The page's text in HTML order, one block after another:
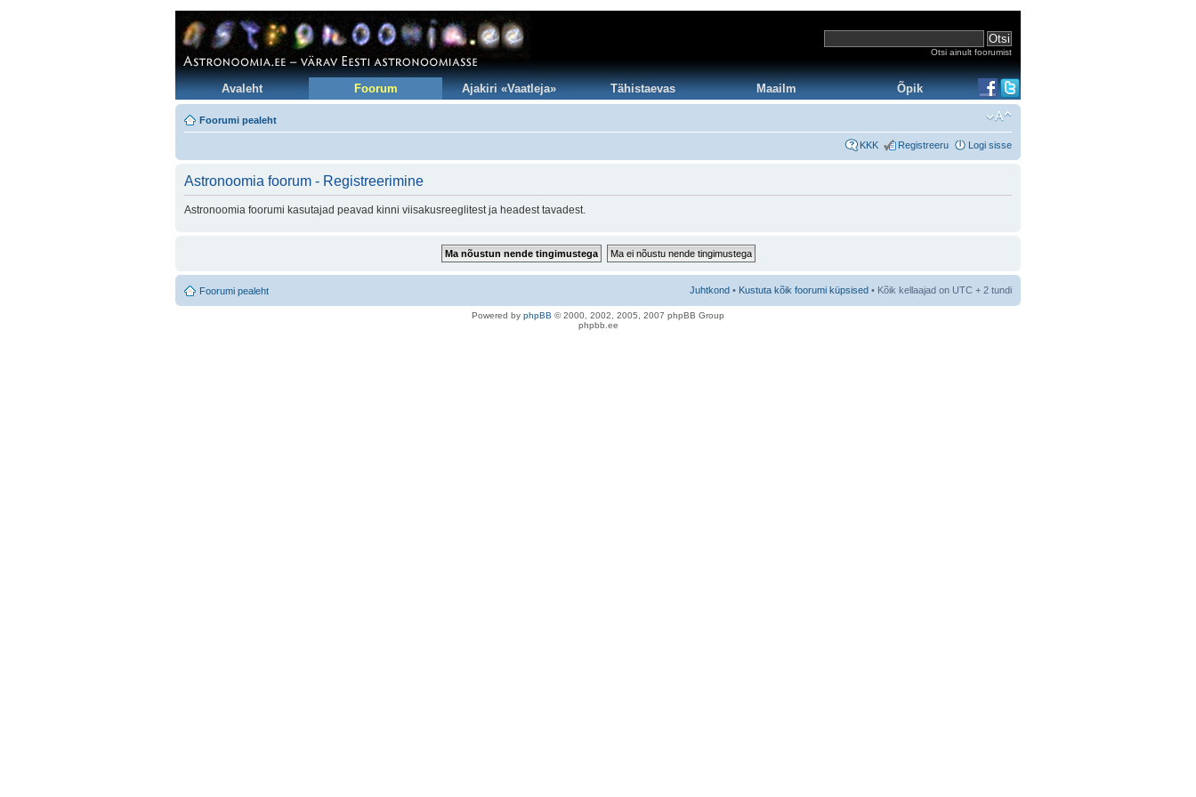
Otsi ainult foorumist
Avaleht Foorum Ajakiri «Vaatleja» Tähistaevas Maailm Õpik
Foorumi pealeht
KKK Registreeru Logi sisse
Astronoomia foorum - Registreerimine
Astronoomia foorumi kasutajad peavad kinni viisakusreeglitest ja headest tavadest.
Foorumi pealeht Juhtkond • Kustuta kõik foorumi küpsised • Kõik kellaajad on UTC + 2 tundi
Powered by phpBB © 2000, 2002, 2005, 2007 phpBB Group
phpbb.ee